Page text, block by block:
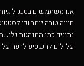
חוויה טובה יותר וכן
נתונים כמו התנהגות
עלולים להשפיע לרעה